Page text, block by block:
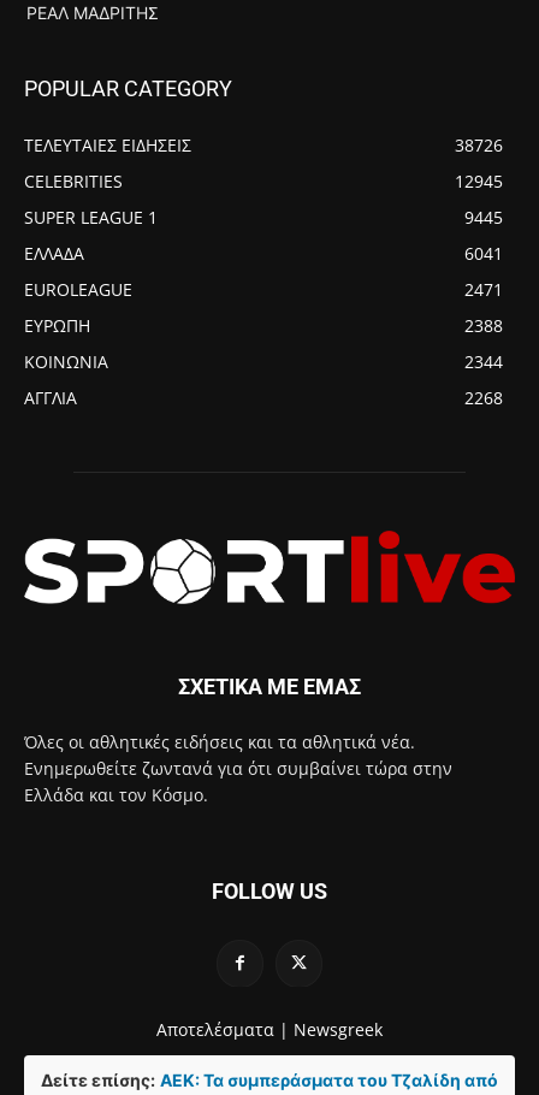
ΡΕΆΛ ΜΑΔΡΊΤΗΣ
POPULAR CATEGORY
ΤΕΛΕΥΤΑΙΕΣ ΕΙΔΗΣΕΙΣ
38726
CELEBRITIES
12945
SUPER LEAGUE 1
9445
ΕΛΛΑΔΑ
6041
EUROLEAGUE
2471
ΕΥΡΩΠΗ
2388
ΚΟΙΝΩΝΙΑ
2344
ΑΓΓΛΙΑ
2268
ΣΧΕΤΙΚΑ ΜΕ ΕΜΑΣ
Όλες οι αθλητικές ειδήσεις και τα αθλητικά νέα.
Ενημερωθείτε ζωντανά για ότι συμβαίνει τώρα στην
Ελλάδα και τον Κόσμο.
FOLLOW US
Αποτελέσματα | Newsgreek
Δείτε επίσης: ΑΕΚ: Τα συμπεράσματα του Τζαλίδη από